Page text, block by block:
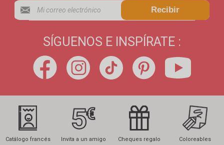
Recibir
SÍGUENOS E INSPÍRATE :
Catálogo francés Invita a un amigo Cheques regalo Coloreables